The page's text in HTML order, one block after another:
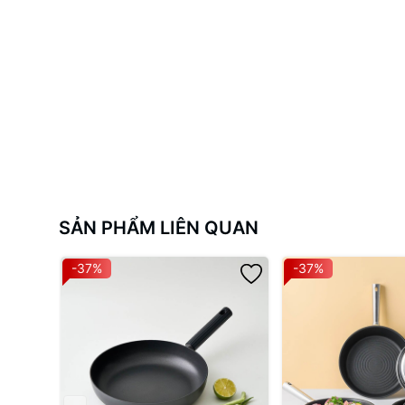
SẢN PHẨM LIÊN QUAN
-37% -37%